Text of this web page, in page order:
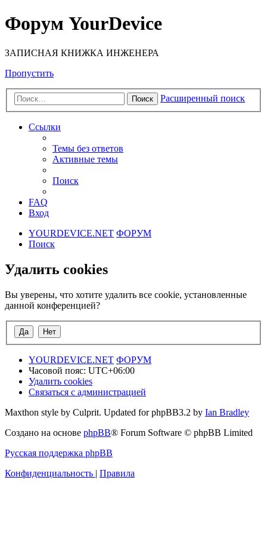
Форум YourDevice
ЗАПИСНАЯ КНИЖКА ИНЖЕНЕРА
Пропустить
Поиск Расширенный поиск
Ссылки
Темы без ответов
Активные темы
Поиск
FAQ
Вход
YOURDEVICE.NET ФОРУМ
Поиск
Удалить cookies
Вы уверены, что хотите удалить все cookie, установленные
данной конференцией?
YOURDEVICE.NET ФОРУМ
Часовой пояс: UTC+06:00
Удалить cookies
Связаться с администрацией
Maxthon style by Culprit. Updated for phpBB3.2 by Ian Bradley
Создано на основе phpBB® Forum Software © phpBB Limited
Русская поддержка phpBB
Конфиденциальность | Правила